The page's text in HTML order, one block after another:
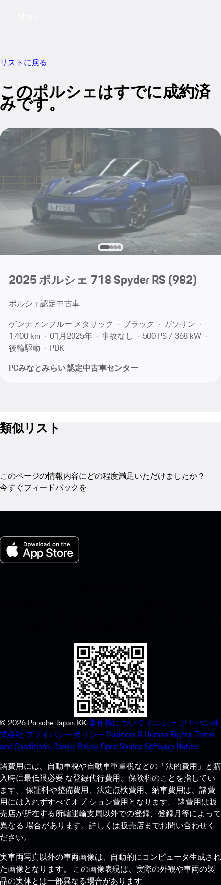
リストに戻る
このポルシェはすでに成約済
みです。
売約済
2025 ポルシェ 718 Spyder RS(982)
ポルシェ認定中古車
ゲンチアンブルー メタリック
ブラック
ガソリン
1,400 km
01月​2025年 事故なし
500 PS / 368 kW
後輪駆動
PDK
PCみなとみらい 認定中古車センター
類似リスト
このページの情報内容にどの程度満足いただけましたか？
今すぐフィードバックを
© 2026 Porsche Japan KK著作権について ポルシェ ジャパン株
式会社 プライバシーポリシー Business & Human Rights.Terms
and Conditions.Cookie Policy.Open Source Software Notice.
諸費用には、自動車税や自動車重量税などの「法的費用」と購
入時に最低限必要 な登録代行費用、保険料のことを指してい
ます。 保証料や整備費用、法定点検費用、納車費用は、諸費
用には入れずすべてオプ ション費用となります。 諸費用は販
売店が所在する所轄運輸支局以外での登録、登録月等によって
異なる 場合があります。詳しくは販売店までお問い合わせく
ださい。
実車両写真以外の車両画像は、自動的にコンピュータ生成され
た画像となります。 この画像表現は、実際の外観や車両の製
品の実体とは一部異なる場合があります